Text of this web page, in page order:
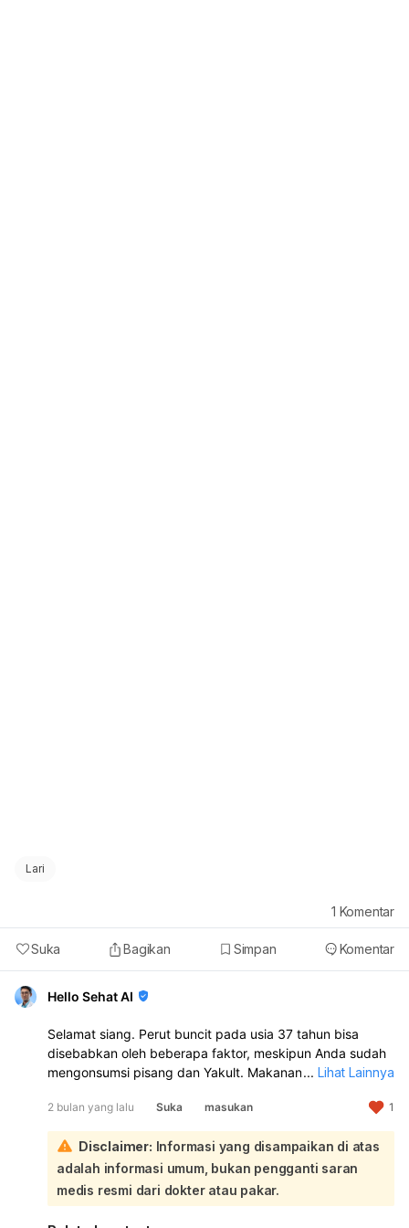
Lari
Suka Bagikan Simpan Komentar
1 Komentar
Hello Sehat AI
Selamat siang. Perut buncit pada usia 37 tahun bisa
disebabkan oleh beberapa faktor, meskipun Anda sudah
mengonsumsi pisang dan Yakult. Makanan tersebut
gaya hidup sehat secara menyeluruh:
Pada usia 37 tahun, perubahan hormon, penumpukan
lemak viseral di sekitar organ dalam, faktor genetik, gaya
hidup, konsumsi makanan manis berlebihan, stres, kurang
tidur, dan kurangnya aktivitas fisik dapat menjadi
penyebab perut buncit. Pisang dan Yakult (yang
... Lihat Lainnya
2 bulan yang lalu Suka masukan 1
Disclaimer: Informasi yang disampaikan di atas
adalah informasi umum, bukan pengganti saran
medis resmi dari dokter atau pakar.